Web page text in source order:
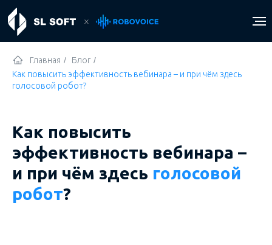
Главная / Блог /
Как повысить эффективность вебинара – и при чём здесь
голосовой робот?
Как повысить
эффективность вебинара –
и при чём здесь голосовой
робот?